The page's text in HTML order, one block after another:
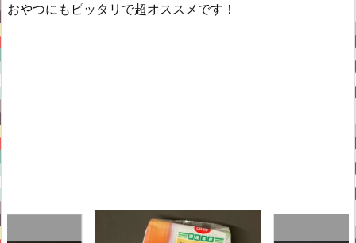
おやつにもピッタリで超オススメです！